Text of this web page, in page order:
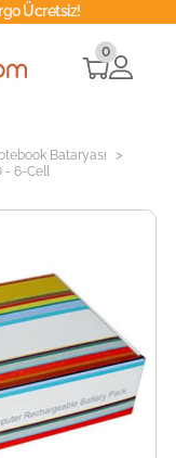
Ücretsiz!
0
Bataryası >
- 6-Cell